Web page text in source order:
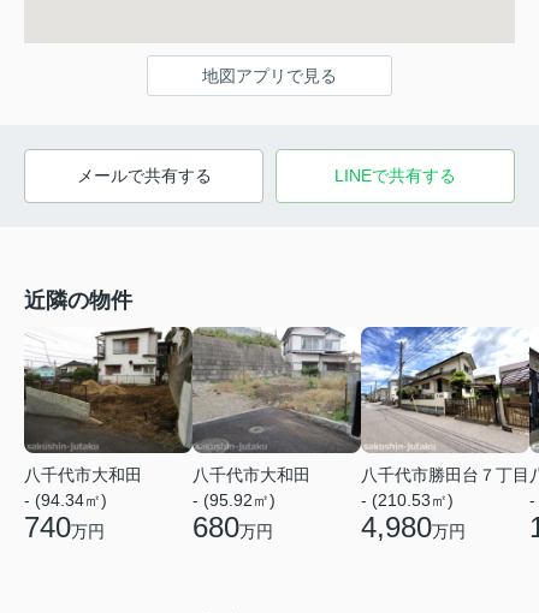
地図アプリで見る
メールで共有する LINEで共有する
近隣の物件
八千代市大和田
- (94.34㎡)
740万円
八千代市大和田
- (95.92㎡)
680万円
八千代市勝田台７丁目
- (210.53㎡)
4,980万円
-